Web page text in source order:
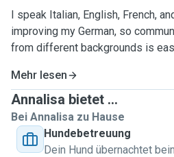
I speak Italian, English, French,
improving my German, so
from different backgrounds is
Mehr lesen
Annalisa bietet ...
Bei Annalisa zu Hause
Hundebetreuung
Dein Hund übernachtet